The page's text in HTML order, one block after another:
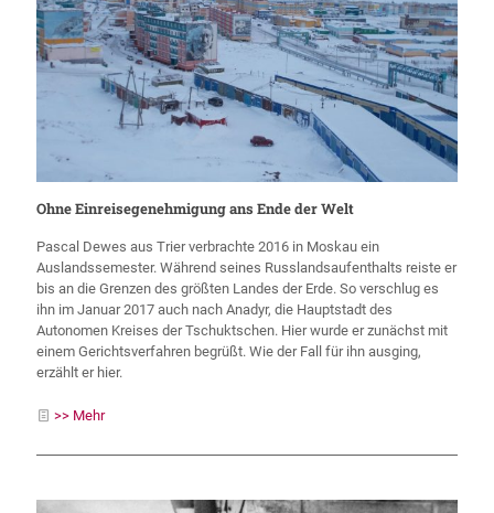
Ohne Einreisegenehmigung ans Ende der Welt
Pascal Dewes aus Trier verbrachte 2016 in Moskau ein
Auslandssemester. Während seines Russlandsaufenthalts reiste er
bis an die Grenzen des größten Landes der Erde. So verschlug es
ihn im Januar 2017 auch nach Anadyr, die Hauptstadt des
Autonomen Kreises der Tschuktschen. Hier wurde er zunächst mit
einem Gerichtsverfahren begrüßt. Wie der Fall für ihn ausging,
erzählt er hier.
>> Mehr